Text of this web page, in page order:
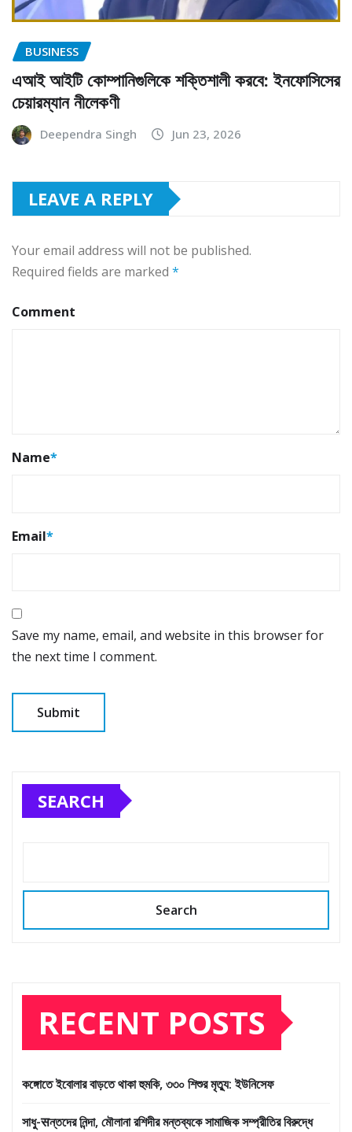
BUSINESS
এআই আইটি কোম্পানিগুলিকে শক্তিশালী করবে: ইনফোসিসের
চেয়ারম্যান নীলেকণী
Deependra Singh Jun 23, 2026
LEAVE A REPLY
Your email address will not be published.
Required fields are marked *
Comment
Name*
Email*
Save my name, email, and website in this browser for
the next time I comment.
SEARCH
Search
RECENT POSTS
কঙ্গোতে ইবোলার বাড়তে থাকা হুমকি, ৩৩০ শিশুর মৃত্যু: ইউনিসেফ
সাধু-सন্তদের নিন্দা, মৌলানা রশিদীর মন্তব্যকে সামাজিক সম্প্রীতির বিরুদ্ধে